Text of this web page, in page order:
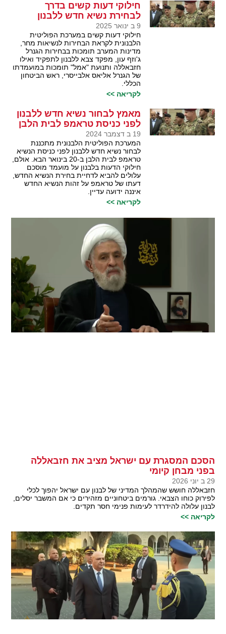
חילוקי דעות קשים בדרך
לבחירת נשיא חדש ללבנון
9 ב ינואר 2025
חילוקי דעות קשים במערכת הפוליטית
הלבנונית לקראת הבחירות לנשיאות מחר,
מדינות המערב תומכות בבחירות הגנרל
ג'וזף עון, מפקד צבא ללבנון לתפקיד ואילו
חזבאללה ותנועת "אמל" תומכות במועמדתו
של הגנרל אליאס אלבייסרי, ראש הביטחון
הכללי.
לקריאה >>
מאמץ לבחור נשיא חדש ללבנון
לפני כניסת טראמפ לבית הלבן
19 ב דצמבר 2024
המערכת הפוליטית הלבנונית מתכננת
לבחור נשיא חדש ללבנון לפני כניסת הנשיא
טראמפ לבית הלבן ב-20 בינואר הבא. אולם,
חילוקי הדעות בלבנון על מועמד מוסכם
עלולים להביא לדחיית בחירת הנשיא החדש,
דעתו של טראמפ על זהות הנשיא החדש
איננה ידועה עדיין.
לקריאה >>
הסכם המסגרת עם ישראל מציב את חזבאללה
בפני מבחן קיומי
29 ב יוני 2026
חזבאללה חושש שהמהלך המדיני של לבנון עם ישראל יהפוך לכלי
לפירוק כוחו הצבאי. גורמים ביטחוניים מזהירים כי אם המשבר יסלים,
לבנון עלולה להידרדר לעימות פנימי חסר תקדים.
לקריאה >>